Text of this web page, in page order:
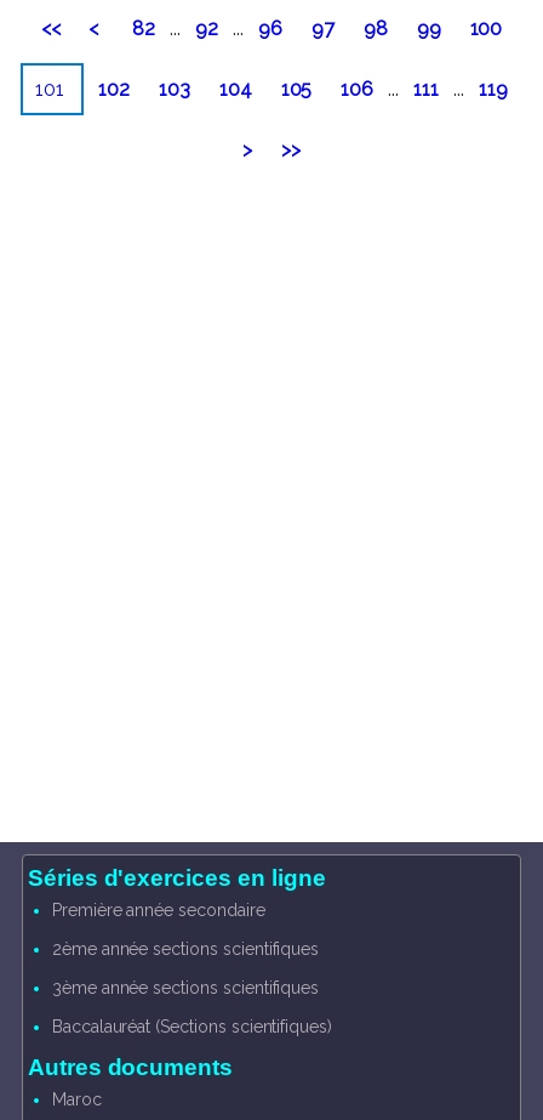
<< < 82 ... 92 ... 96 97 98 99 100
101 102 103 104 105 106 ... 111 ... 119
> >>
Séries d'exercices en ligne
Première année secondaire
2ème année sections scientifiques
3ème année sections scientifiques
Baccalauréat (Sections scientifiques)
Autres documents
Maroc